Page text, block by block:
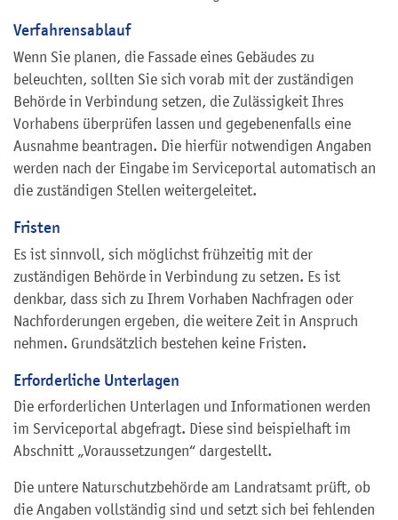
Verfahrensablauf
Wenn Sie planen, die Fassade eines Gebäudes zu
beleuchten, sollten Sie sich vorab mit der zuständigen
Behörde in Verbindung setzen, die Zulässigkeit Ihres
Vorhabens überprüfen lassen und gegebenenfalls eine
Ausnahme beantragen. Die hierfür notwendigen Angaben
werden nach der Eingabe im Serviceportal automatisch an
die zuständigen Stellen weitergeleitet.
Fristen
Es ist sinnvoll, sich möglichst frühzeitig mit der
zuständigen Behörde in Verbindung zu setzen. Es ist
denkbar, dass sich zu Ihrem Vorhaben Nachfragen oder
Nachforderungen ergeben, die weitere Zeit in Anspruch
nehmen. Grundsätzlich bestehen keine Fristen.
Erforderliche Unterlagen
Die erforderlichen Unterlagen und Informationen werden
im Serviceportal abgefragt. Diese sind beispielhaft im
Abschnitt „Voraussetzungen“ dargestellt.
Die untere Naturschutzbehörde am Landratsamt prüft, ob
die Angaben vollständig sind und setzt sich bei fehlenden